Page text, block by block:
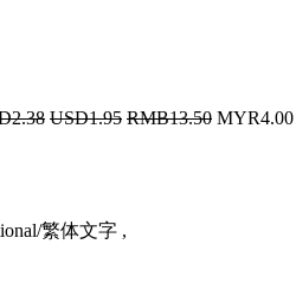
USD1.95 RMB13.50 MYR4.00
繁体文字 ,